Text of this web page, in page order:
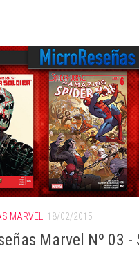
MARVEL 18/02/2015
Marvel Nº 03 -